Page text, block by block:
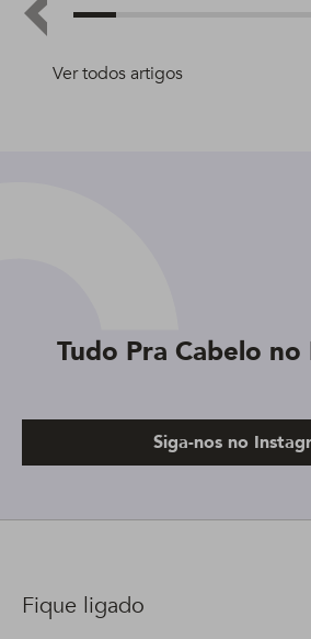
Ver todos artigos
Tudo Pra Cabelo
Siga-nos no
Fique ligado